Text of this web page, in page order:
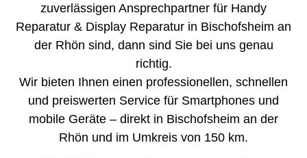
zuverlässigen Ansprechpartner für Handy
Reparatur & Display Reparatur in Bischofsheim an
der Rhön sind, dann sind Sie bei uns genau
richtig.
Wir bieten Ihnen einen professionellen, schnellen
und preiswerten Service für Smartphones und
mobile Geräte – direkt in Bischofsheim an der
Rhön und im Umkreis von 150 km.